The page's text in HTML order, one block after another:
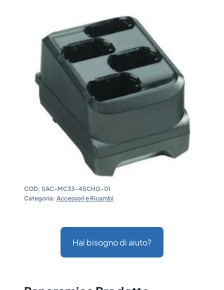
COD: SAC-MC33-4SCHG-01
Categoria: Accessori e Ricambi
Hai bisogno di aiuto?